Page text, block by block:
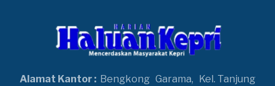
Alamat Kantor : Bengkong Garama,
Kel. Tanjung